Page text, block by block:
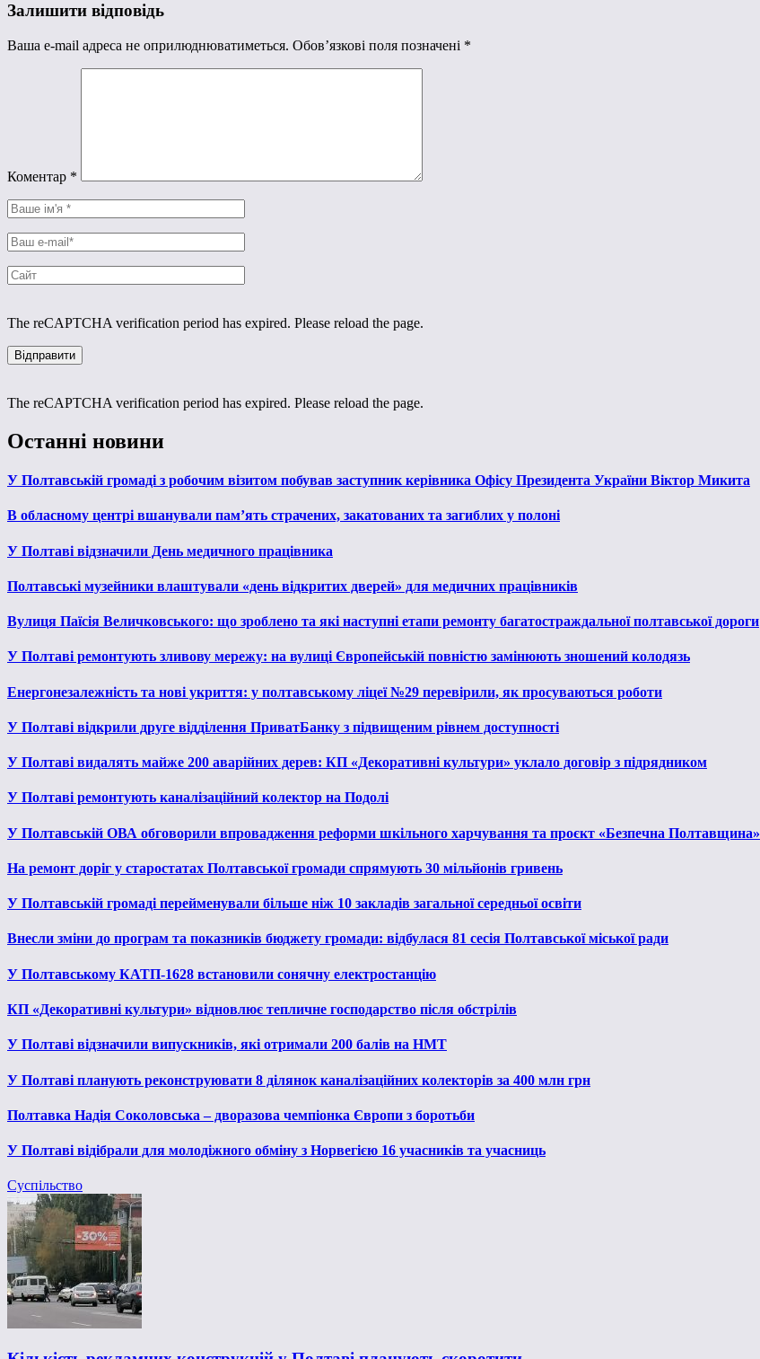
Залишити відповідь
Ваша e-mail адреса не оприлюднюватиметься. Обов’язкові поля позначені *
Коментар *
The reCAPTCHA verification period has expired. Please reload the page.
The reCAPTCHA verification period has expired. Please reload the page.
Останні новини
У Полтавській громаді з робочим візитом побував заступник керівника Офісу Президента України Віктор Микита
В обласному центрі вшанували пам’ять страчених, закатованих та загиблих у полоні
У Полтаві відзначили День медичного працівника
Полтавські музейники влаштували «день відкритих дверей» для медичних працівників
Вулиця Паїсія Величковського: що зроблено та які наступні етапи ремонту багатостраждальної полтавської дороги
У Полтаві ремонтують зливову мережу: на вулиці Європейській повністю замінюють зношений колодязь
Енергонезалежність та нові укриття: у полтавському ліцеї №29 перевірили, як просуваються роботи
У Полтаві відкрили друге відділення ПриватБанку з підвищеним рівнем доступності
У Полтаві видалять майже 200 аварійних дерев: КП «Декоративні культури» уклало договір з підрядником
У Полтаві ремонтують каналізаційний колектор на Подолі
У Полтавській ОВА обговорили впровадження реформи шкільного харчування та проєкт «Безпечна Полтавщина»
На ремонт доріг у старостатах Полтавської громади спрямують 30 мільйонів гривень
У Полтавській громаді перейменували більше ніж 10 закладів загальної середньої освіти
Внесли зміни до програм та показників бюджету громади: відбулася 81 сесія Полтавської міської ради
У Полтавському КАТП-1628 встановили сонячну електростанцію
КП «Декоративні культури» відновлює тепличне господарство після обстрілів
У Полтаві відзначили випускників, які отримали 200 балів на НМТ
У Полтаві планують реконструювати 8 ділянок каналізаційних колекторів за 400 млн грн
Полтавка Надія Соколовська – дворазова чемпіонка Європи з боротьби
У Полтаві відібрали для молодіжного обміну з Норвегією 16 учасників та учасниць
Суспільство